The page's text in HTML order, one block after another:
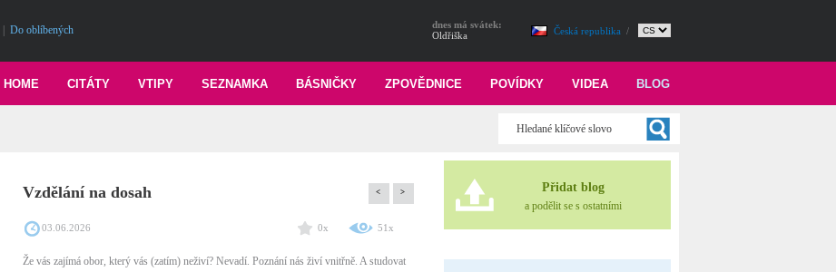
Do oblíbených Česká republika /
dnes má svátek:
Oldřiška
BLOG
VIDEA
POVÍDKY
ZPOVĚDNICE
BÁSNIČKY
SEZNAMKA
VTIPY
CITÁTY
HOME
Vzdělání na dosah < >
03.06.2026 0x 51x
Že vás zajímá obor, který vás (zatím) neživí? Nevadí. Poznání nás živí vnitřně. A studovat
Přidat blog
a podělit se s ostatními